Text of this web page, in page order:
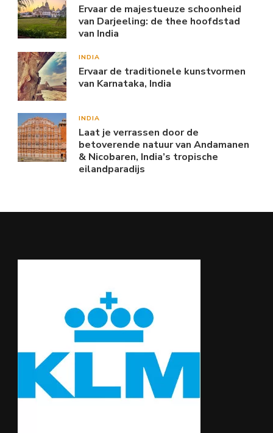
Ervaar de majestueuze schoonheid
van Darjeeling: de thee hoofdstad
van India
INDIA
Ervaar de traditionele kunstvormen
van Karnataka, India
INDIA
Laat je verrassen door de
betoverende natuur van Andamanen
& Nicobaren, India’s tropische
eilandparadijs